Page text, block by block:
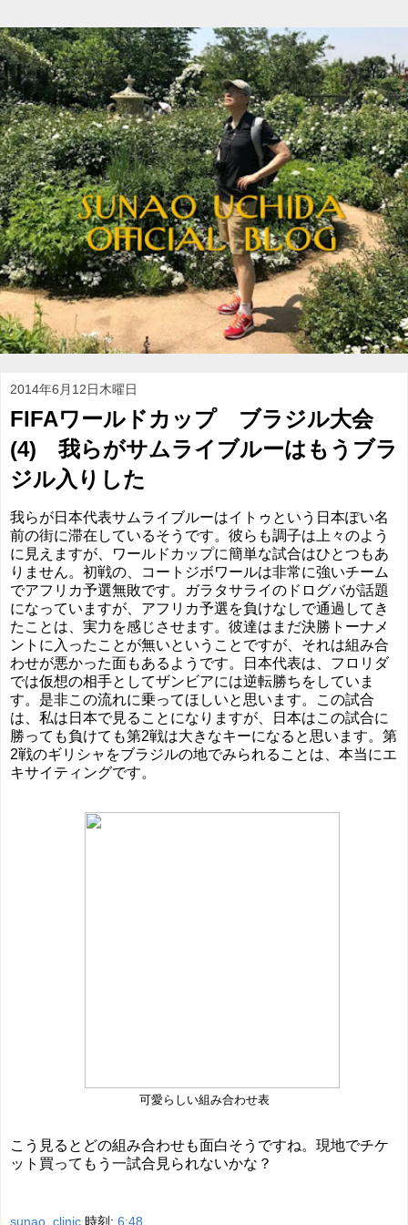
2014年6月12日木曜日
FIFAワールドカップ ブラジル大会
(4) 我らがサムライブルーはもうブラ
ジル入りした
我らが日本代表サムライブルーはイトゥという日本ぽい名
前の街に滞在しているそうです。彼らも調子は上々のよう
に見えますが、ワールドカップに簡単な試合はひとつもあ
りません。初戦の、コートジボワールは非常に強いチーム
でアフリカ予選無敗です。ガラタサライのドログバが話題
になっていますが、アフリカ予選を負けなしで通過してき
たことは、実力を感じさせます。彼達はまだ決勝トーナメ
ントに入ったことが無いということですが、それは組み合
わせが悪かった面もあるようです。日本代表は、フロリダ
では仮想の相手としてザンビアには逆転勝ちをしていま
す。是非この流れに乗ってほしいと思います。この試合
は、私は日本で見ることになりますが、日本はこの試合に
勝っても負けても第2戦は大きなキーになると思います。第
2戦のギリシャをブラジルの地でみられることは、本当にエ
キサイティングです。
可愛らしい組み合わせ表
こう見るとどの組み合わせも面白そうですね。現地でチケ
ット買ってもう一試合見られないかな？
sunao_clinic 時刻: 6:48